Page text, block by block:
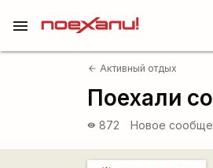
menu
arrow_back Активный отдых
Поехали
visibility 872 Новое